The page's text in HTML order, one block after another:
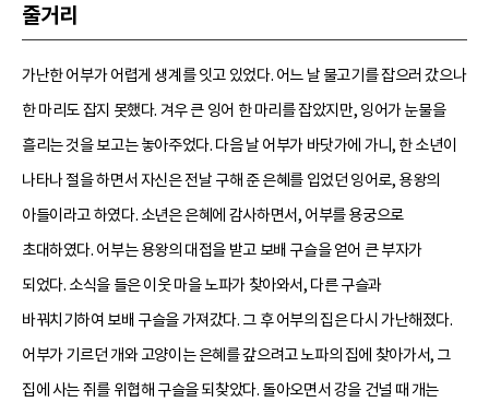
줄거리
가난한 어부가 어렵게 생계를 잇고 있었다. 어느 날 물고기를 잡으러 갔으나
한 마리도 잡지 못했다. 겨우 큰 잉어 한 마리를 잡았지만, 잉어가 눈물을
흘리는 것을 보고는 놓아주었다. 다음 날 어부가 바닷가에 가니, 한 소년이
나타나 절을 하면서 자신은 전날 구해 준 은혜를 입었던 잉어로, 용왕의
아들이라고 하였다. 소년은 은혜에 감사하면서, 어부를 용궁으로
초대하였다. 어부는 용왕의 대접을 받고 보배 구슬을 얻어 큰 부자가
되었다. 소식을 들은 이웃 마을 노파가 찾아와서, 다른 구슬과
바꿔치기하여 보배 구슬을 가져갔다. 그 후 어부의 집은 다시 가난해졌다.
어부가 기르던 개와 고양이는 은혜를 갚으려고 노파의 집에 찾아가서, 그
집에 사는 쥐를 위협해 구슬을 되찾았다. 돌아오면서 강을 건널 때 개는